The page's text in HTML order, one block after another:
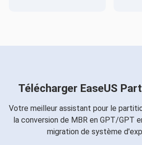
Télécharger EaseUS
Votre meilleur assistant pour le
la conversion de MBR en GPT/GPT
migration de système